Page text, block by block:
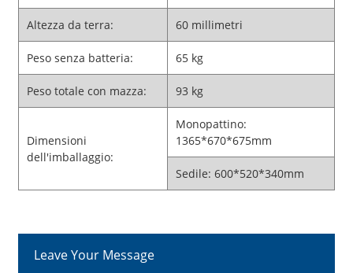
Altezza da terra: 60 millimetri
Peso senza batteria: 65 kg
Peso totale con mazza: 93 kg
Dimensioni
dell'imballaggio:
Monopattino:
1365*670*675mm
Sedile: 600*520*340mm
Leave Your Message